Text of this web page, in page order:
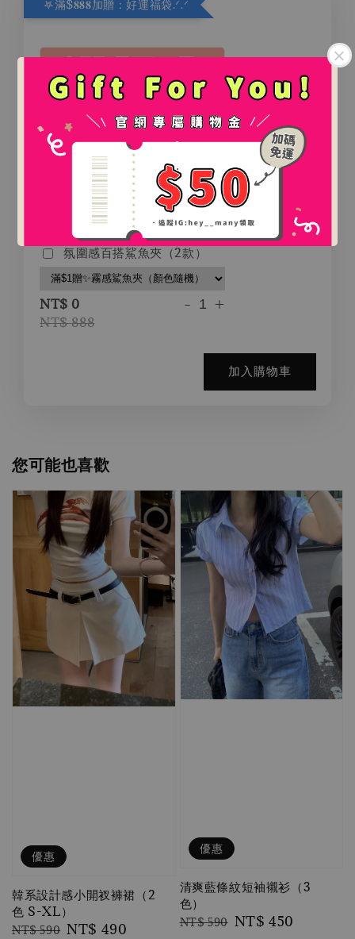
.
.
𖤐滿$𝟖𝟖𝟖加贈：好運福袋.ᐟ‪.ᐟ
氛圍感百搭鯊魚夾（2款）
NT$ 0
NT$ 888
- +
加入購物車
您可能也喜歡
優惠
韓系設計感小開衩褲裙（2
色 S-XL）
Regular
NT$ 590 Sale
NT$ 490
優惠
清爽藍條紋短袖襯衫（3
色）
Regular
NT$ 590 Sale
NT$ 450